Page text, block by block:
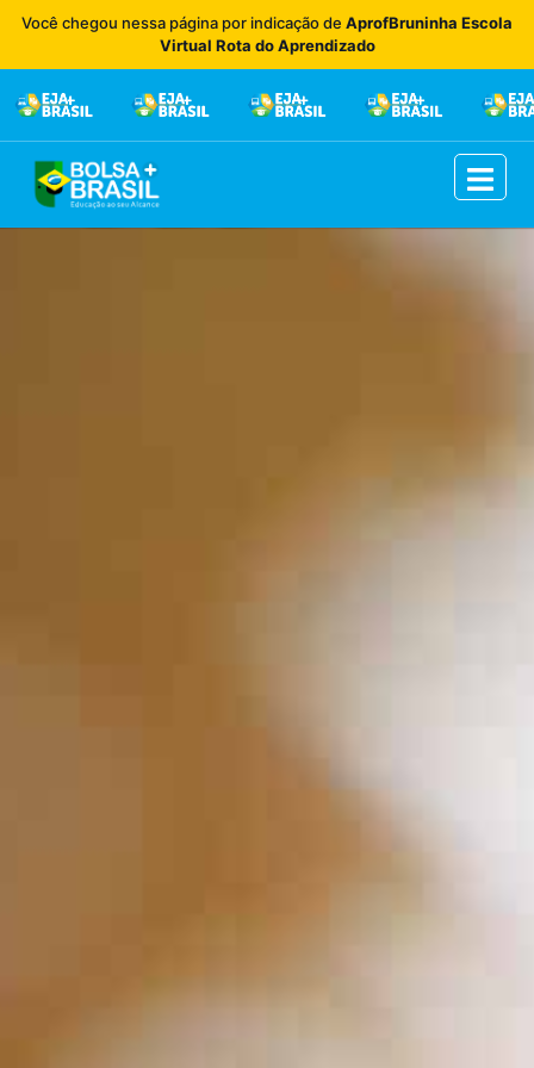
Você chegou nessa página por indicação de AprofBruninha Escola
Virtual Rota do Aprendizado